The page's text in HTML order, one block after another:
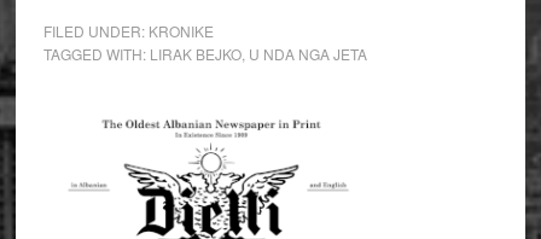
FILED UNDER: KRONIKE
TAGGED WITH: LIRAK BEJKO, U NDA NGA JETA